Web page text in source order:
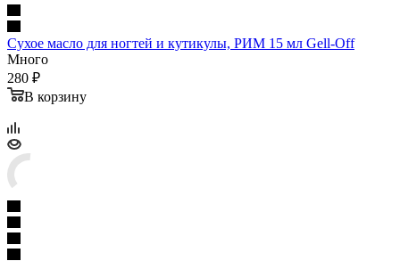
Сухое масло для ногтей и кутикулы, РИМ 15 мл Gell-Off
Много
280 ₽
В корзину